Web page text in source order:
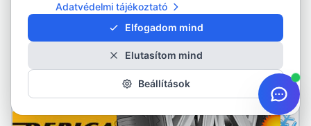
Adatvédelmi tájékoztató
Elfogadom mind
Elutasítom mind
Beállítások